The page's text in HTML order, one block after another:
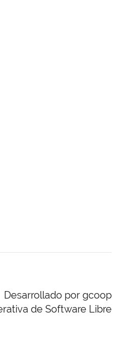
Desarrollado por gcoop
de Software Libre